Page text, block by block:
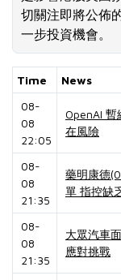
切關注即將公佈
一步投資機會。
Time
News
08-
08
22:05
OpenAI
在風險
08-
08
21:35
藥明康德
單 指控缺
08-
08
21:35
大眾汽車
應對挑戰